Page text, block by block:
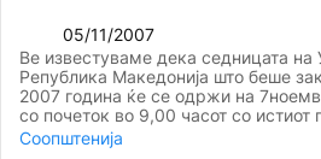
05/11/2007
Ве известуваме дека седницата на
Република Македонија што беше
2007 година ќе се одржи на
со почеток во 9,00 часот со
Соопштенија